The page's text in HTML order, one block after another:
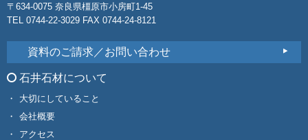
〒634-0075 奈良県橿原市小房町1-45
TEL 0744-22-3029 FAX 0744-24-8121
資料のご請求／お問い合わせ
石井石材について
大切にしていること
会社概要
アクセス